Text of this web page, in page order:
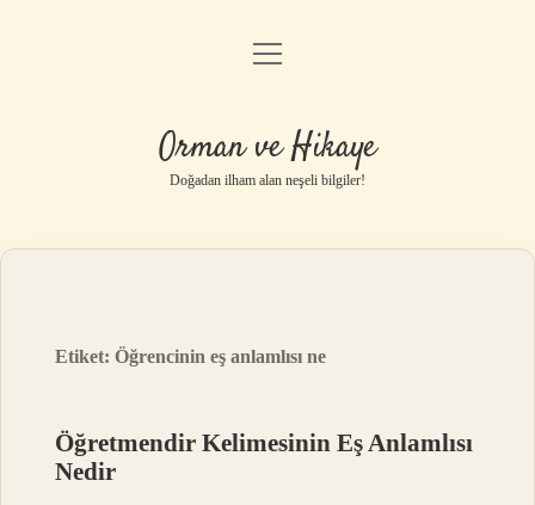
Anasayfa
Yasal Uyarı
menüyü
Orman ve Hikaye
Doğadan ilham alan neşeli bilgiler!
Etiket:Öğrencinin eş anlamlısı ne
Öğretmendir Kelimesinin Eş Anlamlısı
Nedir